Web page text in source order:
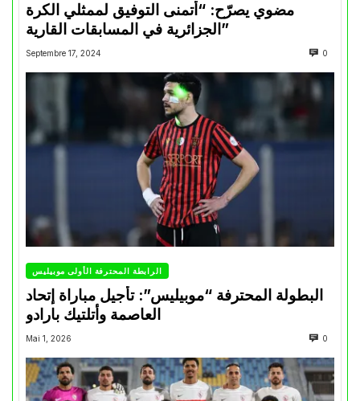
مضوي يصرّح: “أتمنى التوفيق لممثلي الكرة
الجزائرية في المسابقات القارية”
Septembre 17, 2024 0
الرابطة المحترفة الأولى موبيليس
البطولة المحترفة “موبيليس”: تأجيل مباراة إتحاد
العاصمة وأتلتيك بارادو
Mai 1, 2026 0